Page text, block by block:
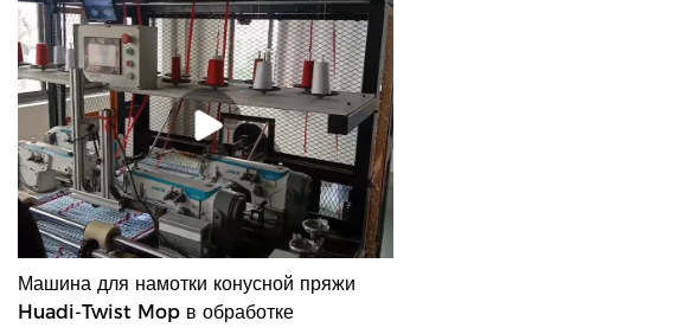
Машина для намотки конусной пряжи
Huadi-Twist Mop в обработке